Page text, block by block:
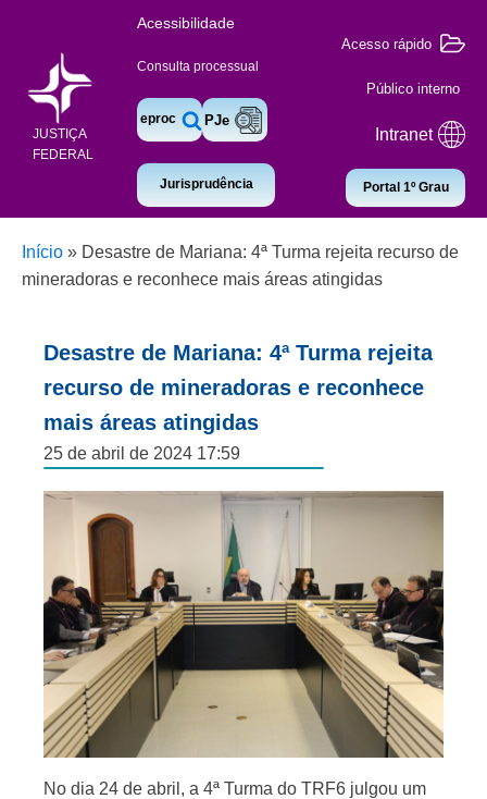
JUSTIÇA
FEDERAL
Acessibilidade
Consulta processual
eproc PJe
Jurisprudência
Acesso rápido
Público interno
Intranet
Portal 1º Grau
Início » Desastre de Mariana: 4ª Turma rejeita recurso de
mineradoras e reconhece mais áreas atingidas
Desastre de Mariana: 4ª Turma rejeita
recurso de mineradoras e reconhece
mais áreas atingidas
25 de abril de 2024 17:59
No dia 24 de abril, a 4ª Turma do TRF6 julgou um